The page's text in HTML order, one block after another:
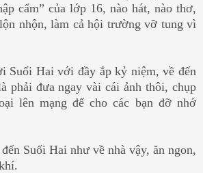
cẩm” của lớp 16, nào hát, nào thơ,
nhộn, làm cả hội trường vỡ tung vì
Hai với đầy ắp kỷ niệm, về đến
phải đưa ngay vài cái ảnh thôi, chụp
lên mạng để cho các bạn đỡ nhớ
Suối Hai như về nhà vậy, ăn ngon,